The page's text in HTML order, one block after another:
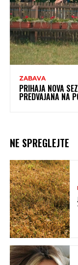
ZABAVA
PRIHAJA NOVA
PREDVAJANA NA
NE SPREGLEJTE